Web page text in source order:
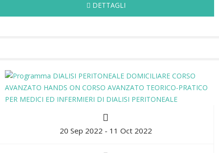
DETTAGLI
20 Sep 2022 - 11 Oct 2022